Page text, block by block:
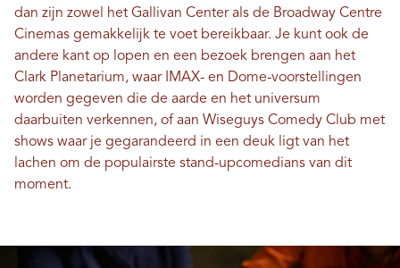
dan zijn zowel het Gallivan Center als de Broadway Centre
Cinemas gemakkelijk te voet bereikbaar. Je kunt ook de
andere kant op lopen en een bezoek brengen aan het
Clark Planetarium, waar IMAX- en Dome-voorstellingen
worden gegeven die de aarde en het universum
daarbuiten verkennen, of aan Wiseguys Comedy Club met
shows waar je gegarandeerd in een deuk ligt van het
lachen om de populairste stand-upcomedians van dit
moment.